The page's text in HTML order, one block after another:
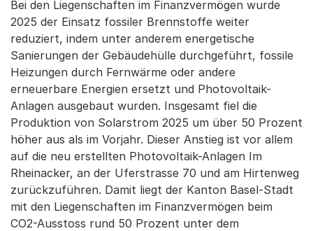
Bei den Liegenschaften im Finanzvermögen wurde
2025 der Einsatz fossiler Brennstoffe weiter
reduziert, indem unter anderem energetische
Sanierungen der Gebäudehülle durchgeführt, fossile
Heizungen durch Fernwärme oder andere
erneuerbare Energien ersetzt und Photovoltaik-
Anlagen ausgebaut wurden. Insgesamt fiel die
Produktion von Solarstrom 2025 um über 50 Prozent
höher aus als im Vorjahr. Dieser Anstieg ist vor allem
auf die neu erstellten Photovoltaik-Anlagen Im
Rheinacker, an der Uferstrasse 70 und am Hirtenweg
zurückzuführen. Damit liegt der Kanton Basel-Stadt
mit den Liegenschaften im Finanzvermögen beim
CO2-Ausstoss rund 50 Prozent unter dem